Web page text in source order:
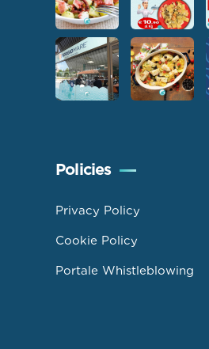
Policies
Privacy Policy
Cookie Policy
Portale Whistleblowing